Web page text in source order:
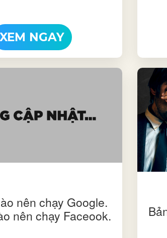
XEM NGAY
nên chạy Google.
nên chạy Faceook.